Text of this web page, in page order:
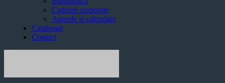
Cadouri corporate
Agende si calendare
Cataloage
Contact